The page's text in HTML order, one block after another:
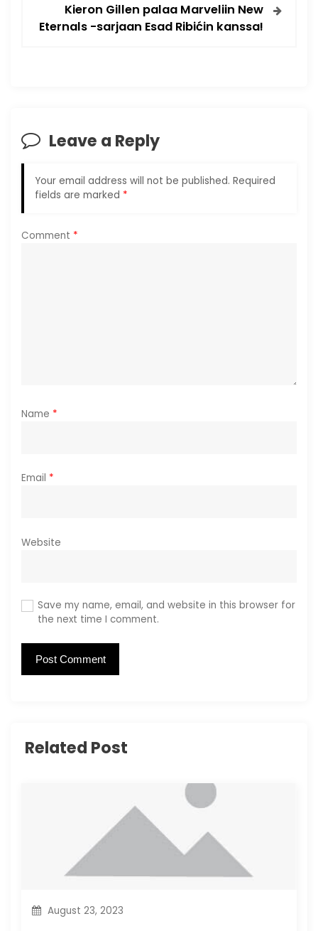
g
t
i
Kieron Gillen palaa Marveliin New
Eternals -sarjaan Esad Ribićin kanssa!
Leave a Reply
Your email address will not be published. Required
fields are marked *
Comment *
Name *
Email *
Website
Save my name, email, and website in this browser for
the next time I comment.
Related Post
August 23, 2023